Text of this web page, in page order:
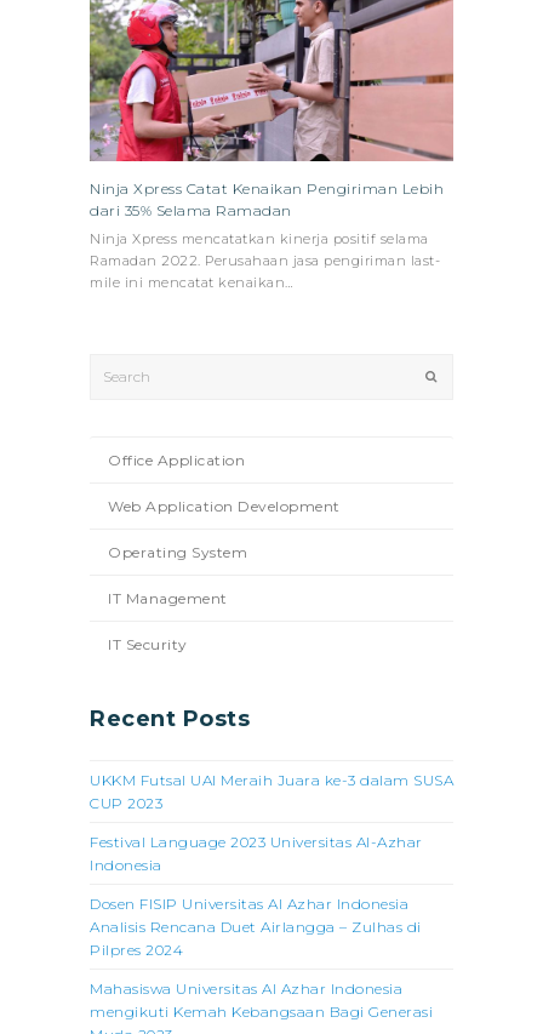
Ninja Xpress Catat Kenaikan Pengiriman Lebih
dari 35% Selama Ramadan
Ninja Xpress mencatatkan kinerja positif selama
Ramadan 2022. Perusahaan jasa pengiriman last-
mile ini mencatat kenaikan…
Office Application
Web Application Development
Operating System
IT Management
IT Security
Recent Posts
UKKM Futsal UAI Meraih Juara ke-3 dalam SUSA
CUP 2023
Festival Language 2023 Universitas Al-Azhar
Indonesia
Dosen FISIP Universitas Al Azhar Indonesia
Analisis Rencana Duet Airlangga – Zulhas di
Pilpres 2024
Mahasiswa Universitas Al Azhar Indonesia
mengikuti Kemah Kebangsaan Bagi Generasi